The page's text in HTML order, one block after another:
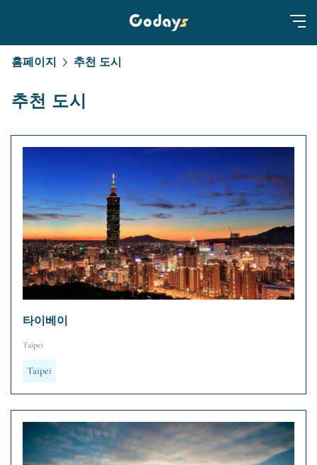
홈페이지 추천 도시
추천 도시
타이베이
Taipei
Taipei